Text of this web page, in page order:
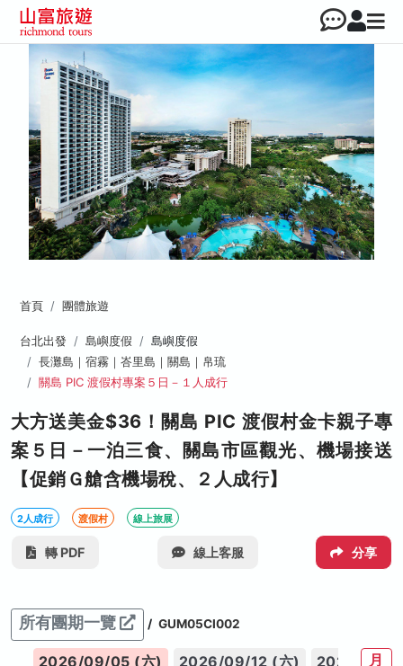
首頁 團體旅遊
台北出發 島嶼度假
島嶼度假
長灘島｜宿霧｜峇里島｜關島｜帛琉
關島 PIC 渡假村專案５日－１人成行
大方送美金$36！關島 PIC 渡假村金卡親子專
案５日－一泊三食、關島市區觀光、機場接送
【促銷Ｇ艙含機場稅、２人成行】
2人成行 渡假村 線上旅展
轉 PDF 線上客服 分享
所有團期一覽 / GUM05CI002
2026/09/05 (六) 2026/09/12 (六) 2026/09/
月